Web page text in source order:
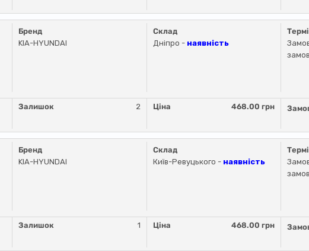
Бренд
KIA-HYUNDAI
Склад
Дніпро - наявність
Залишок 2 Ціна 468.00 грн
Бренд
KIA-HYUNDAI
Склад
Київ-Ревуцького - наявність
Залишок 1 Ціна 468.00 грн